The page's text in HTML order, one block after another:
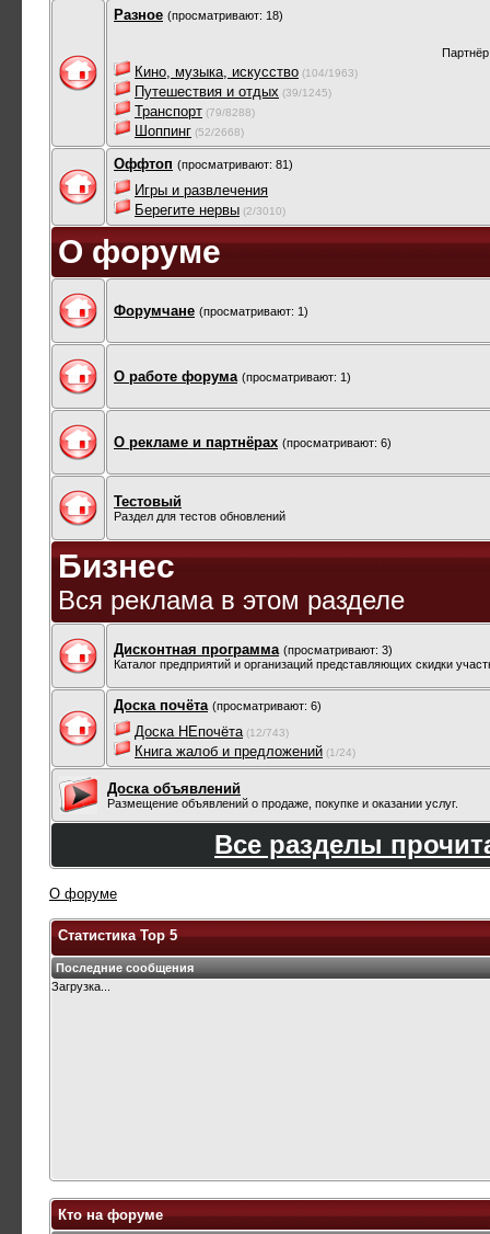
Разное (просматривают: 18)
Кино, музыка, искусство (104/1963)
Путешествия и отдых (39/1245)
Транспорт (79/8288)
Шоппинг (52/2668)
Оффтоп (просматривают: 81)
Игры и развлечения
Берегите нервы (2/3010)
О форуме
Форумчане (просматривают: 1)
О работе форума (просматривают: 1)
О рекламе и партнёрах (просматривают: 6)
Тестовый
Раздел для тестов обновлений
Бизнес
Вся реклама в этом разделе
Дисконтная программа (просматривают: 3)
Каталог предприятий и организаций представляющих скидки
Доска почёта (просматривают: 6)
Доска НЕпочёта (12/743)
Книга жалоб и предложений (1/24)
Доска объявлений
Размещение объявлений о продаже, покупке и оказании услуг.
Все разделы
О форуме
Статистика Top 5
Последние сообщения
Загрузка...
Кто на форуме